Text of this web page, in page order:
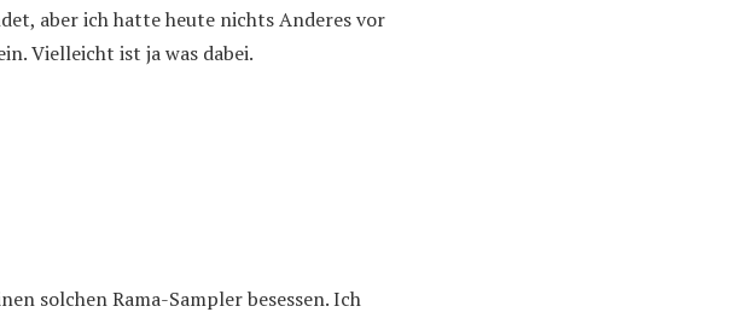
aber ich hatte heute nichts Anderes vor
Vielleicht ist ja was dabei.
solchen Rama-Sampler besessen. Ich